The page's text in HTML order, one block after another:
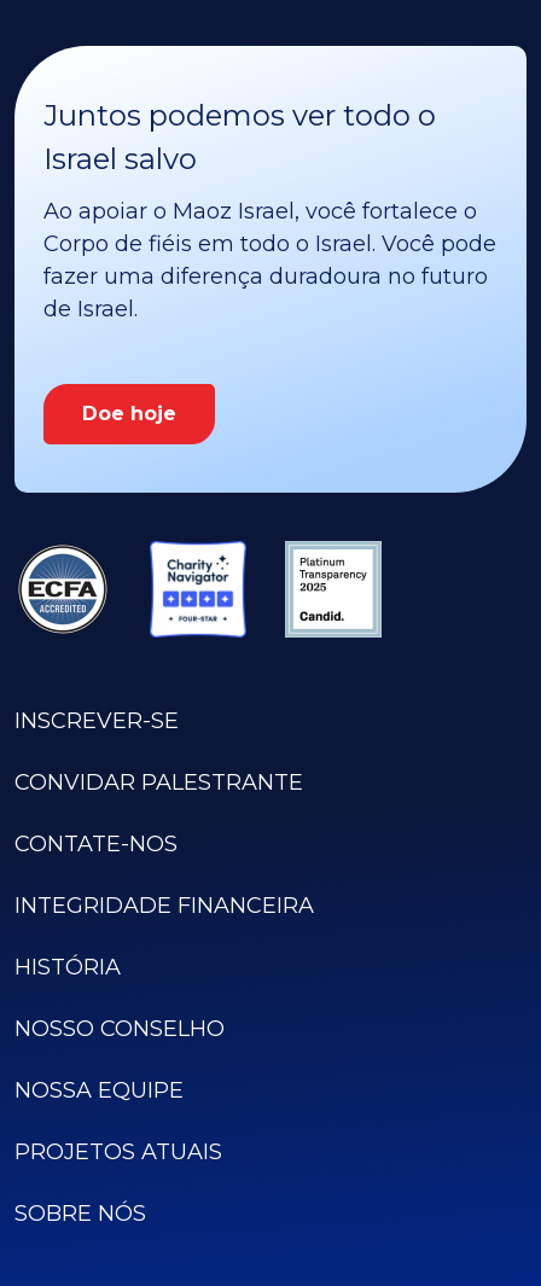
Juntos podemos ver todo o
Israel salvo
Ao apoiar o Maoz Israel, você fortalece o
Corpo de fiéis em todo o Israel. Você pode
fazer uma diferença duradoura no futuro
de Israel.
Doe hoje
INSCREVER-SE
CONVIDAR PALESTRANTE
CONTATE-NOS
INTEGRIDADE FINANCEIRA
HISTÓRIA
NOSSO CONSELHO
NOSSA EQUIPE
PROJETOS ATUAIS
SOBRE NÓS